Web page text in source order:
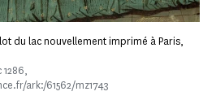
du lac nouvellement imprimé à Paris,
ark:/61562/mz1743